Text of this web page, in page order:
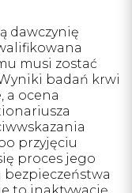
dawczynię
musi zostać
badań krwi
a ocena
przyjęciu
proces jego